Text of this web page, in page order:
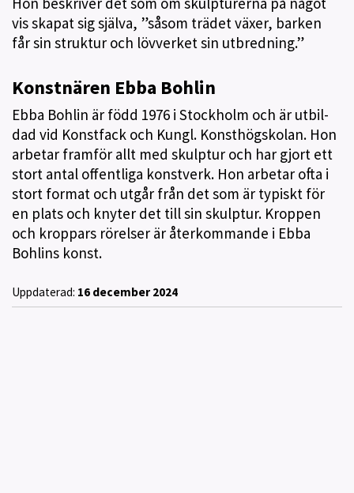
vis skapat sig själva, ”såsom trädet växer, barken
får sin struktur och lövverket sin utbredning.”
Konstnären Ebba Bohlin
Ebba Bohlin är född 1976 i Stockholm och är utbil­
dad vid Konstfack och Kungl. Konsthögskolan. Hon
arbetar framför allt med skulptur och har gjort ett
stort antal offentliga konstverk. Hon arbetar ofta i
stort format och utgår från det som är typiskt för
en plats och knyter det till sin skulptur. Kroppen
och kroppars rörelser är återkommande i Ebba
Bohlins konst.
Uppdaterad: 16 december 2024